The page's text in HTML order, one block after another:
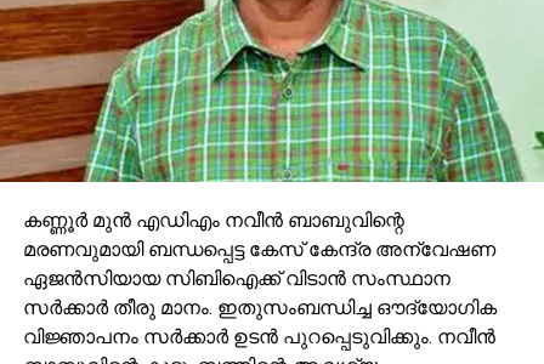
കണ്ണൂര്മുന്എഡിഎം നവീന്ബാബുവിന്റെ
മരണവുമായി ബന്ധപ്പെട്ട കേസ് കേന്ദ്ര അന്വേഷണ
ഏജന്സിയായ സിബിഐക്ക് വിടാന്സംസ്ഥാന
സര്ക്കാര്തീരു മാനം. ഇതുസംബന്ധിച്ച ഔദ്യോഗിക
വിജ്ഞാപനം സര്ക്കാര്ഉടന്പുറപ്പെടുവിക്കും. നവീന്